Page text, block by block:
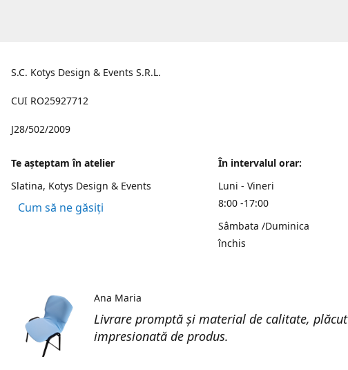
S.C. Kotys Design & Events S.R.L.
CUI RO25927712
J28/502/2009
Te aşteptam în atelier
Slatina, Kotys Design & Events
Cum să ne găsiți
În intervalul orar:
Luni - Vineri
8:00 -17:00
Sâmbata /Duminica
închis
Livrare promptă și material de calitate, plăcut
impresionată de produs.
Ana Maria